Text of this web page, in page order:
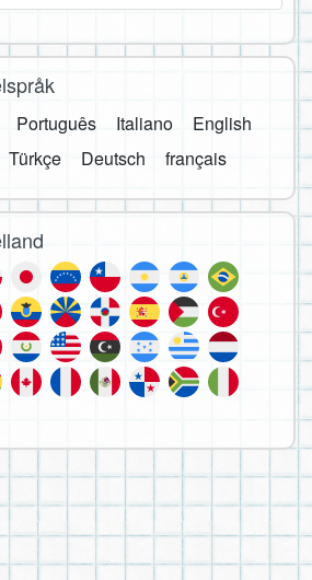
Português Italiano
English
Türkçe Deutsch français